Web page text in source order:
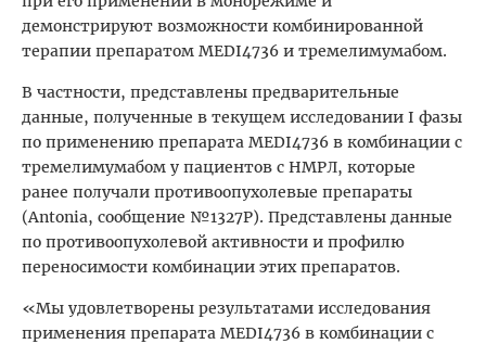
демонстрируют возможности комбинированной
терапии препаратом MEDI4736 и тремелимумабом.
В частности, представлены предварительные
данные, полученные в текущем исследовании I фазы
по применению препарата MEDI4736 в комбинации с
тремелимумабом у пациентов с НМРЛ, которые
ранее получали противоопухолевые препараты
(Antonia, сообщение №1327P). Представлены данные
по противоопухолевой активности и профилю
переносимости комбинации этих препаратов.
«Мы удовлетворены результатами исследования
применения препарата MEDI4736 в комбинации с